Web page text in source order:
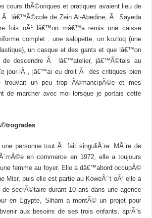
cours thÃ©oriques et pratiques avaient lieu de
lâ€™Ã©cole de Zein Al-Abedine, Ã Sayeda
fois oÃ¹ lâ€™on mâ€™a remis une caisse
complet : une salopette, un kozloq (une
un casque et des gants et que lâ€™on
de descendre Ã lâ€™atelier, jâ€™Ã©tais au
jour-lÃ , jâ€™ai eu droit Ã des critiques bien
trouvait un peu trop Ã©mancipÃ©e et mes
de marcher avec moi lorsque je portais cette
personne tout Ã fait singuliÃ¨re. MÃ¨re de
en commerce en 1972, elle a toujours
femme au foyer. Elle a dâ€™abord occupÃ©
Misr, puis elle est partie au KoweÃ¯t oÃ¹ elle a
secrÃ©taire durant 10 ans dans une agence
en Egypte, Siham a montÃ© un projet pour
aux besoins de ses trois enfants, aprÃ¨s